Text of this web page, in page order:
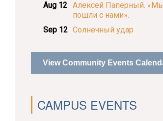
Aug 12
Алексей Паперный.
пошли с нами».
Sep 12 Солнечный удар
View Community Events
CAMPUS EVENTS